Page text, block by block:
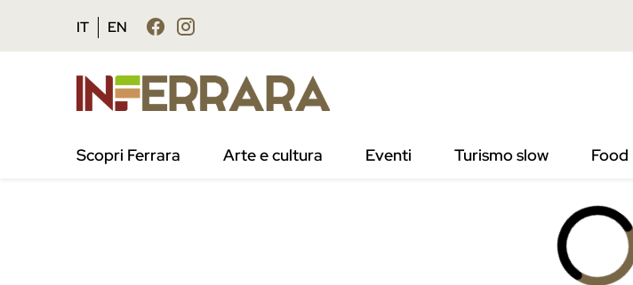
Vai al contenuto principale
Vai al footer
IT EN
Scopri Ferrara Arte e cultura Eventi Turismo slow Food